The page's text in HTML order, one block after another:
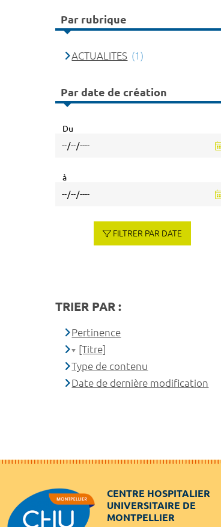
Par rubrique
ACTUALITES (1)
Par date de création
Du
à
FILTRER PAR DATE
TRIER PAR :
Pertinence
[Titre]
Type de contenu
Date de dernière modification
CENTRE HOSPITALIER
UNIVERSITAIRE DE
MONTPELLIER